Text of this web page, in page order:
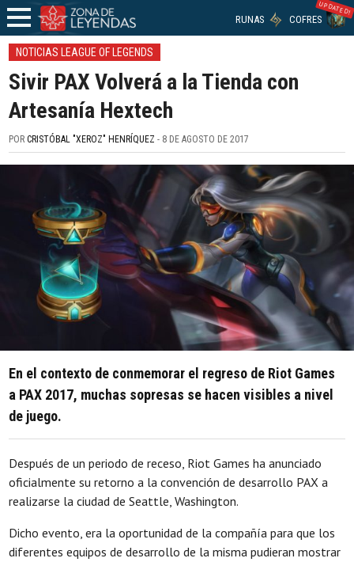
RUNAS COFRES
UPDATED!
NOTICIAS LEAGUE OF LEGENDS
Sivir PAX Volverá a la Tienda con
Artesanía Hextech
PORCRISTÓBAL "XEROZ" HENRÍQUEZ - 8 DE AGOSTO DE 2017
En el contexto de conmemorar el regreso de Riot Games
a PAX 2017, muchas sopresas se hacen visibles a nivel
de juego.
Después de un periodo de receso, Riot Games ha anunciado
oficialmente su retorno a la convención de desarrollo PAX a
realizarse la ciudad de Seattle, Washington.
Dicho evento, era la oportunidad de la compañía para que los
diferentes equipos de desarrollo de la misma pudieran mostrar